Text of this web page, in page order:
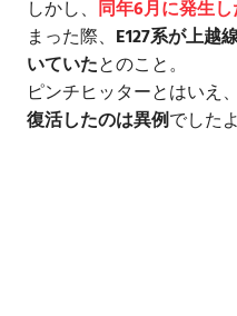
しかし、 同年6月に発生
まった際、 E127系が上越
いていたとのこと。
ピンチヒッターとはいえ、
復活したのは異例でした